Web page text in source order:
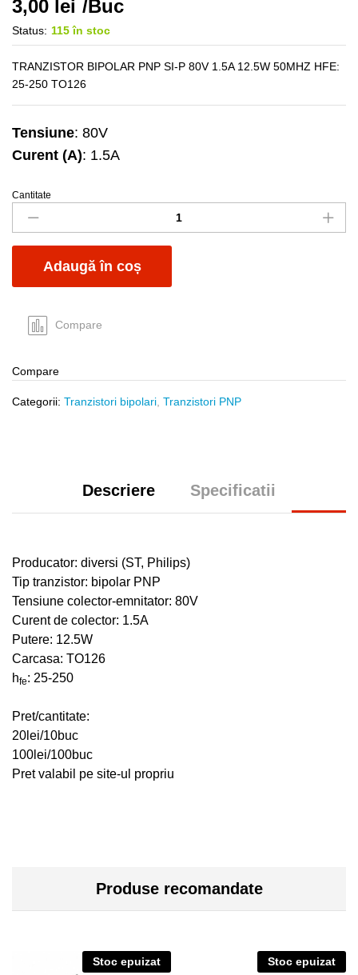
3,00 lei /Buc
Status: 115 în stoc
TRANZISTOR BIPOLAR PNP SI-P 80V 1.5A 12.5W 50MHZ HFE:
25-250 TO126
Tensiune: 80V
Curent (A): 1.5A
BD140
quantity
Cantitate
Adaugă în coș
Compare
Compare
Categorii: Tranzistori bipolari Tranzistori PNP
Descriere Specificatii
Producator: diversi (ST, Philips)
Tip tranzistor: bipolar PNP
Tensiune colector-emnitator: 80V
Curent de colector: 1.5A
Putere: 12.5W
Carcasa: TO126
hfe: 25-250
Pret/cantitate:
20lei/10buc
100lei/100buc
Pret valabil pe site-ul propriu
Produse recomandate
Stoc epuizat Stoc epuizat